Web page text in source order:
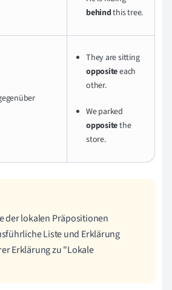
behindthis tree.
They are sitting
oppositeeach
other.
We parked
oppositethe
store.
der lokalen Präpositionen
Liste und Erklärung
Erklärung zu "Lokale